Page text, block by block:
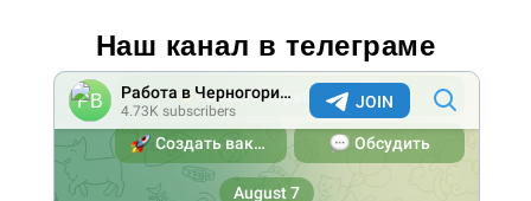
Наш канал в телеграме